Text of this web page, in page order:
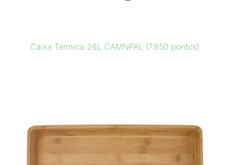
Caixa Térmica 26L CAMNPAL (7.950 pontos)